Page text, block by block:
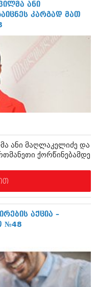
ანი
კარგად მათ
ანი მაღლაკელიძე და
ქორწინებამდე
აქცია –
№48